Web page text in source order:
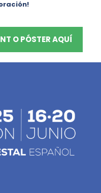
O PÓSTER AQUÍ